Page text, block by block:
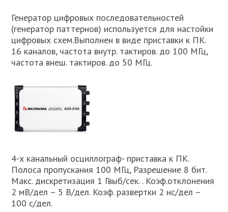
Генератор цифровых последовательностей
(генератор паттернов) используется для настойки
цифровых схем.Выполнен в виде приставки к ПК.
16 каналов, частота внутр. тактиров. до 100 МГц,
частота внеш. тактиров. до 50 МГц.
4-х канальный осциллограф- приставка к ПК.
Полоса пропускания 100 МГц, Разрешение 8 бит.
Макс. дискретизация 1 Гвыб/сек. . Коэф.отклонения
2 мВ/дел – 5 В/дел. Коэф. развертки 2 нс/дел –
100 с/дел.